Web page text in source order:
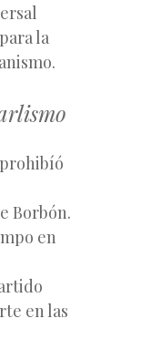
la
Borbón.
en
en las